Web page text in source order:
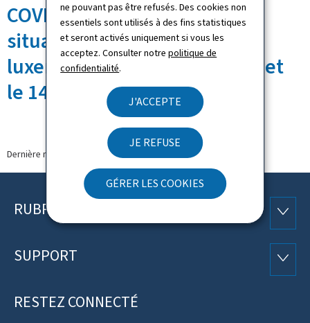
ne pouvant pas être refusés. Des cookies non
essentiels sont utilisés à des fins statistiques
et seront activés uniquement si vous les
acceptez. Consulter notrepolitique de
confidentialité.
J'ACCEPTE
JE REFUSE
GÉRER LES COOKIES
COVID-19: Évolution de la
situation dans les écoles
luxembourgeoises entre le 8 et
le 14 mars 2021
Dernière modification le 18.03.2021
Pied
page
RUBRIQUES
SUPPORT
RESTEZ CONNECTÉ